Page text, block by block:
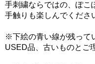
手刺繍ならではの、ぽこ
手触りも楽しんでくださ
※下絵の青い線が残って
USED品、古いものとご